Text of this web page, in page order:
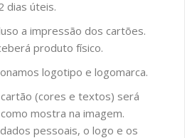
dias úteis.
a impressão dos cartões.
produto físico.
logotipo e logomarca.
(cores e textos) será
mostra na imagem.
pessoais, o logo e os